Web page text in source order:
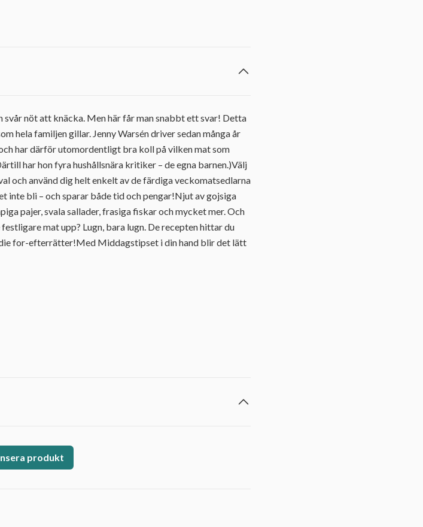
svår nöt att knäcka. Men här får man snabbt ett svar! Detta
hela familjen gillar. Jenny Warsén driver sedan många år
har därför utomordentligt bra koll på vilken mat som
har hon fyra hushållsnära kritiker – de egna barnen.)Välj
och använd dig helt enkelt av de färdiga veckomatsedlarna
inte bli – och sparar både tid och pengar!Njut av gojsiga
pajer, svala sallader, frasiga fiskar och mycket mer. Och
mat upp? Lugn, bara lugn. De recepten hittar du
for-efterrätter!Med Middagstipset i din hand blir det lätt
produkt